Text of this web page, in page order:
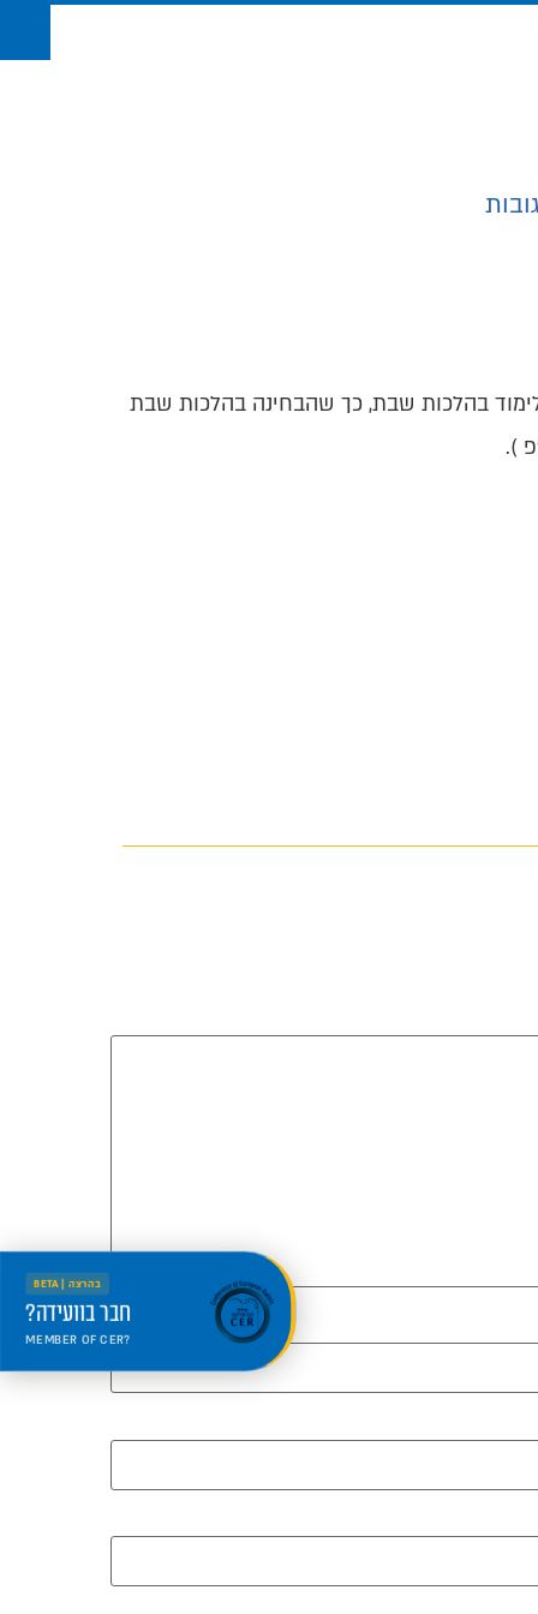
הוראות המעבר לעניין חומר הלימוד בהלכות שבת, כך שהבחינה בהלכות שבת
).
בהרצה | BETA
חבר בוועידה?
MEMBER OF CER?
Welcome to the new portal